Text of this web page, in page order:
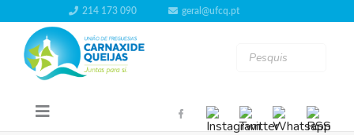
214 173 090 geral@ufcq.pt